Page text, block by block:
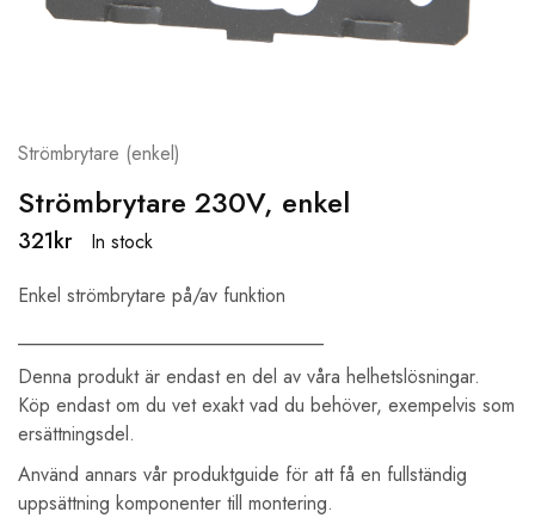
Strömbrytare (enkel)
Strömbrytare 230V, enkel
321kr
In stock
Enkel strömbrytare på/av funktion
Denna produkt är endast en del av våra helhetslösningar.
Köp endast om du vet exakt vad du behöver, exempelvis som
ersättningsdel.
Använd annars vår produktguide för att få en fullständig
uppsättning komponenter till montering.